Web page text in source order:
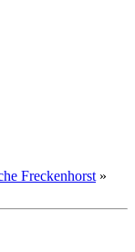
Freckenhorst »